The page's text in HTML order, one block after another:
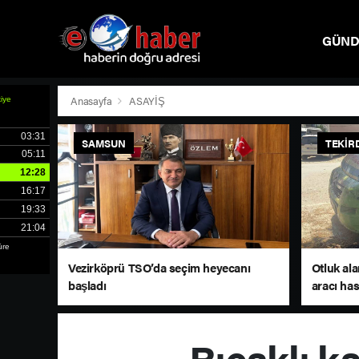
Anasayfa ASAYİŞ
SAMSUN
Vezirköprü TSO’da seçim heyecanı
başladı
Otluk
aracı